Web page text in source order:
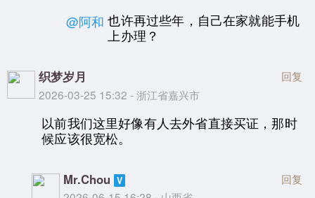
@阿和 也许再过些年，自己在家就能手机
上办理？
织梦岁月
2026-03-25 15:32 - 浙江省嘉兴市
回复
以前我们这里好像有人去外省直接买证，那时
候应该很宽松。
Mr.Chou 回复